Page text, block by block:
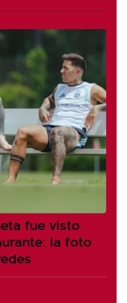
fue visto
la foto